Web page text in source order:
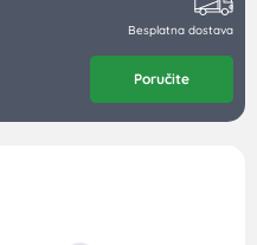
Besplatna dostava
Poručite